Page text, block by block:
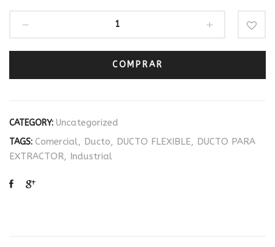
COMPRAR
CATEGORY: Uncategorized
TAGS: Comercial, Ducto, DUCTO FLEXIBLE, DUCTO PARA
EXTRACTOR, Industrial